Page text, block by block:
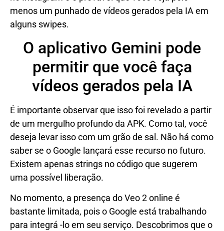
menos um punhado de vídeos gerados pela IA em
alguns swipes.
O aplicativo Gemini pode
permitir que você faça
vídeos gerados pela IA
É importante observar que isso foi revelado a partir
de um mergulho profundo da APK. Como tal, você
deseja levar isso com um grão de sal. Não há como
saber se o Google lançará esse recurso no futuro.
Existem apenas strings no código que sugerem
uma possível liberação.
No momento, a presença do Veo 2 online é
bastante limitada, pois o Google está trabalhando
para integrá -lo em seu serviço. Descobrimos que o